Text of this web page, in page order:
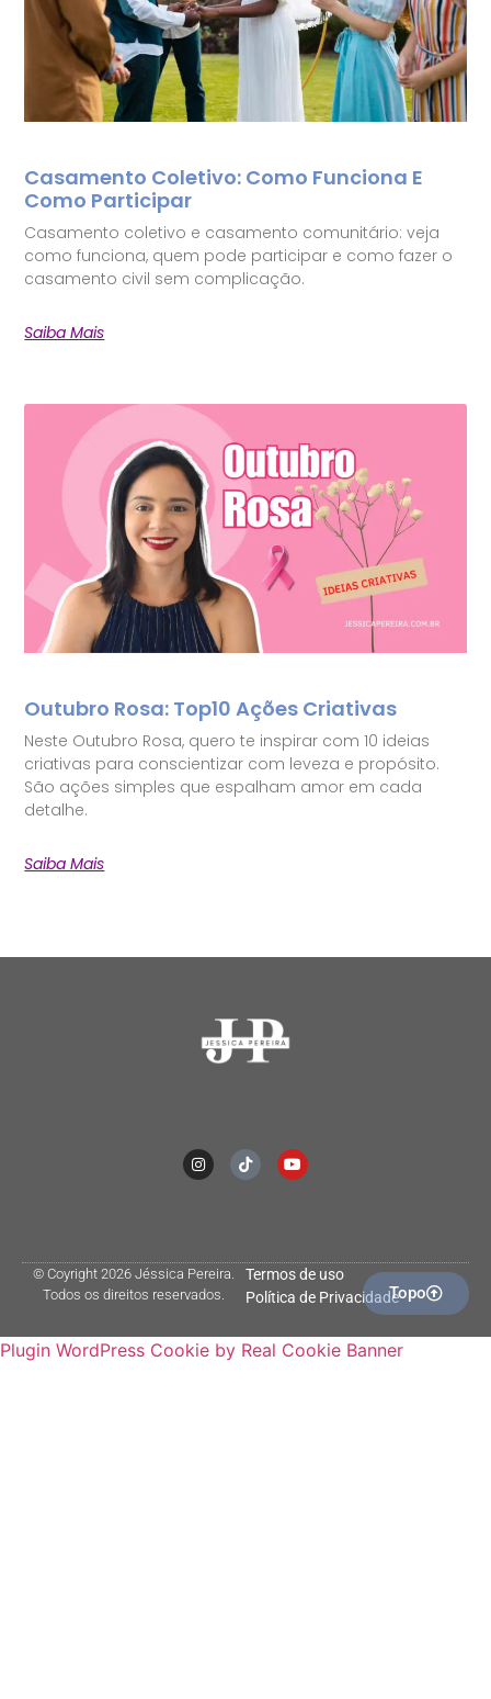
Casamento Coletivo: Como Funciona E
Como Participar
Casamento coletivo e casamento comunitário: veja
como funciona, quem pode participar e como fazer o
casamento civil sem complicação.
Saiba Mais
Outubro Rosa: Top10 Ações Criativas
Neste Outubro Rosa, quero te inspirar com 10 ideias
criativas para conscientizar com leveza e propósito.
São ações simples que espalham amor em cada
detalhe.
Saiba Mais
© Coyright 2026 Jéssica Pereira.
Todos os direitos reservados.
Termos de uso
Política de PrivacidadeTopo
Plugin WordPress Cookie by Real Cookie Banner